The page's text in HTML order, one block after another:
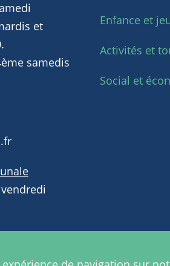
et
samedis
Enfance et
Activités et
Social et